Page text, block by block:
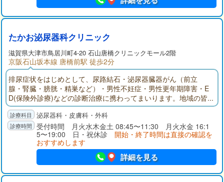
たかお泌尿器科クリニック
滋賀県大津市鳥居川町4-20 石山唐橋クリニックモール2階
京阪石山坂本線 唐橋前駅 徒歩2分
排尿症状をはじめとして、尿路結石・泌尿器臓器がん（前立
腺・腎臓・膀胱・精巣など）・男性不妊症・男性更年期障害・E
D(保険外診療)などの診断治療に携わってまいります。地域の皆
さんに信頼され愛されるようなクリニックをスタッフと共に目
指し、基幹病院と連携をとりながら努力してまいります。
泌尿器科・皮膚科・外科
受付時間 月火水木金土 08:45〜11:30 月火水金 16:1
5〜19:00 日・祝休診 開始・終了時間は直接の確認を
おすすめします
詳細を見る